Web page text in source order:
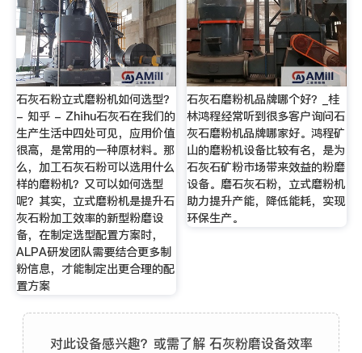
石灰石粉立式磨粉机如何选型？
- 知乎 - Zhihu石灰石在我们的
生产生活中四处可见，应用价值
很高，是常用的一种原材料。那
么，加工石灰石粉可以选用什么
样的磨粉机？又可以如何选型
呢？其实，立式磨粉机是提升石
灰石粉加工效率的新型粉磨设
备，在制定选型配置方案时，
ALPA研发团队需要结合更多制
粉信息，才能制定出更合理的配
置方案
石灰石磨粉机品牌哪个好？_桂
林鸿程经常听到很多客户询问石
灰石磨粉机品牌哪家好。鸿程矿
山的磨粉机设备比较有名，是为
石灰石矿粉市场带来效益的粉磨
设备。磨石灰石粉，立式磨粉机
助力提升产能，降低能耗，实现
环保生产。
对此设备感兴趣？或需了解 石灰粉磨设备效率